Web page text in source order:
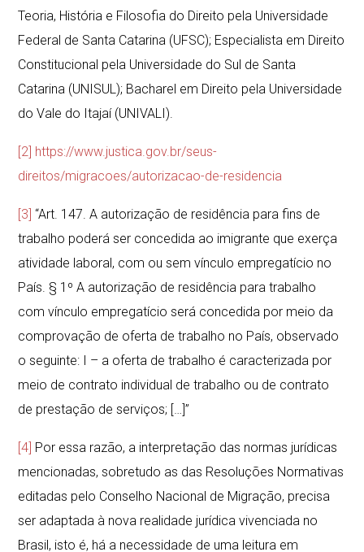
Teoria, História e Filosofia do Direito pela Universidade
Federal de Santa Catarina (UFSC); Especialista em Direito
Constitucional pela Universidade do Sul de Santa
Catarina (UNISUL); Bacharel em Direito pela Universidade
do Vale do Itajaí (UNIVALI).
[2] https://www.justica.gov.br/seus-
direitos/migracoes/autorizacao-de-residencia
[3] “Art. 147. A autorização de residência para fins de
trabalho poderá ser concedida ao imigrante que exerça
atividade laboral, com ou sem vínculo empregatício no
País. § 1º A autorização de residência para trabalho
com vínculo empregatício será concedida por meio da
comprovação de oferta de trabalho no País, observado
o seguinte: I – a oferta de trabalho é caracterizada por
meio de contrato individual de trabalho ou de contrato
de prestação de serviços; […]”
[4] Por essa razão, a interpretação das normas jurídicas
mencionadas, sobretudo as das Resoluções Normativas
editadas pelo Conselho Nacional de Migração, precisa
ser adaptada à nova realidade jurídica vivenciada no
Brasil, isto é, há a necessidade de uma leitura em